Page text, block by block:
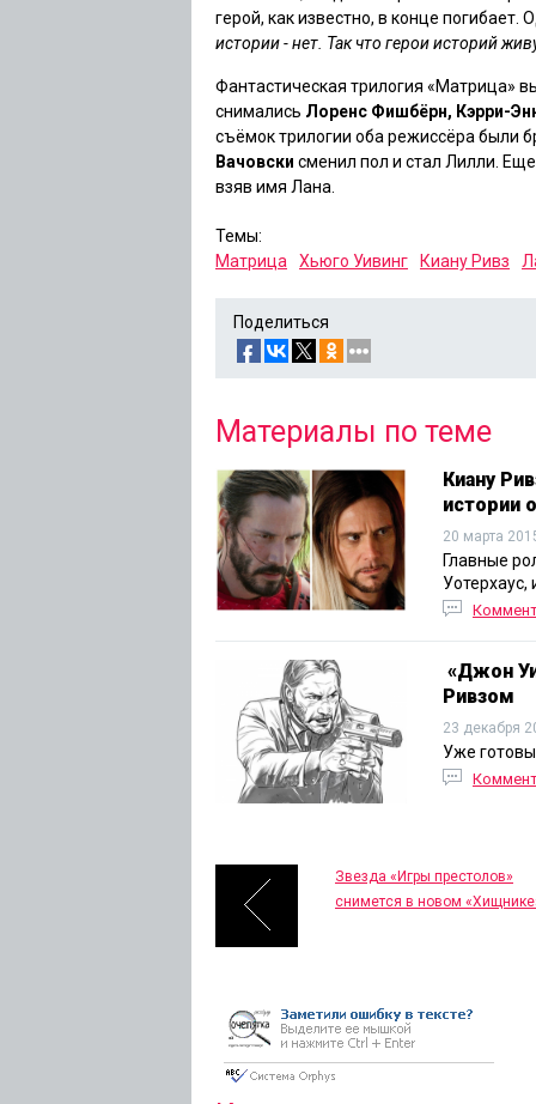
герой, как известно, в конце погибает.
истории - нет. Так что герои историй
Фантастическая трилогия «Матрица»
снимались Лоренс Фишбёрн, Кэрри-
съёмок трилогии оба режиссёра были
Вачовски сменил пол и стал Лилли.
взяв имя Лана.
Темы:
Матрица
Хьюго Уивинг Киану Ривз
Поделиться
Материалы по теме
Киану
истории
20 марта
Главные
Уотерхаус,
«Джон
Ривзом
23 декабря
Уже
Звезда «Игры престолов»
снимется в новом